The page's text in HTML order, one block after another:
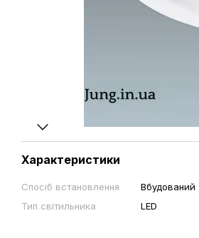
Характеристики
Спосіб встановлення
Вбудований
Тип світильника
LED